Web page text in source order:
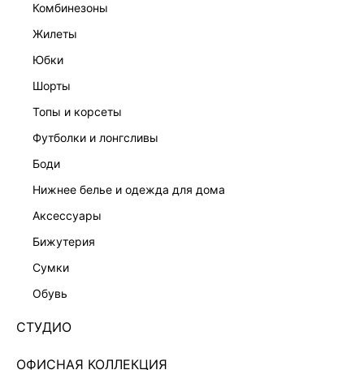
комбинезоны
жилеты
юбки
шорты
топы и корсеты
футболки и лонгсливы
боди
нижнее белье и одежда для дома
аксессуары
бижутерия
сумки
обувь
СТУДИО
ОФИСНАЯ КОЛЛЕКЦИЯ
Нет в наличии
ЦВЕТ:КОРИЧНЕВЫЙ